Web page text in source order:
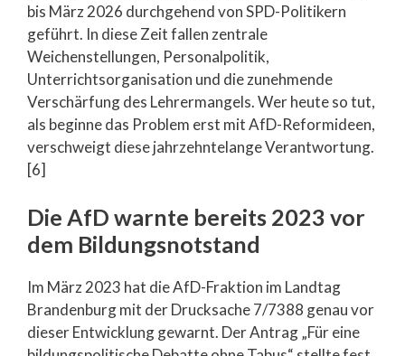
bis März 2026 durchgehend von SPD-Politikern
geführt. In diese Zeit fallen zentrale
Weichenstellungen, Personalpolitik,
Unterrichtsorganisation und die zunehmende
Verschärfung des Lehrermangels. Wer heute so tut,
als beginne das Problem erst mit AfD-Reformideen,
verschweigt diese jahrzehntelange Verantwortung.
[6]
Die AfD warnte bereits 2023 vor
dem Bildungsnotstand
Im März 2023 hat die AfD-Fraktion im Landtag
Brandenburg mit der Drucksache 7/7388 genau vor
dieser Entwicklung gewarnt. Der Antrag „Für eine